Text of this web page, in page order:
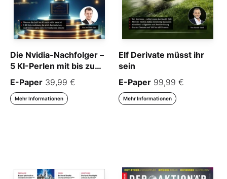
Die Nvidia-Nachfolger –
5 KI-Perlen mit bis zu
300% Gewinnpotenzial
E-Paper 39,99 €
Mehr Informationen
Elf Derivate müsst ihr
sein
E-Paper 99,99 €
Mehr Informationen